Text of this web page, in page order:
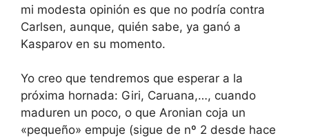
mi modesta opinión es que no podría contra
Carlsen, aunque, quién sabe, ya ganó a
Kasparov en su momento.
Yo creo que tendremos que esperar a la
próxima hornada: Giri, Caruana,…, cuando
maduren un poco, o que Aronian coja un
«pequeño» empuje (sigue de nº 2 desde hace